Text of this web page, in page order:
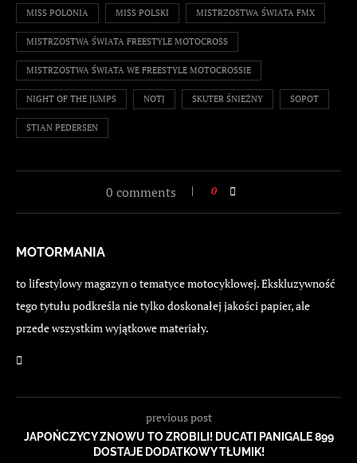
MISS POLONIA MISS POLSKI MISTRZOSTWA ŚWIATA FMX
MISTRZOSTWA ŚWIATA FREESTYLE MOTOCROSS
MISTRZOSTWA ŚWIATA WE FREESTYLE MOTOCROSSIE
NIGHT OF THE JUMPS NOTJ SKUTER ŚNIEŻNY SOPOT
STIAN PEDERSEN
0 comments 0
MOTORMANIA
to lifestylowy magazyn o tematyce motocyklowej. Ekskluzywność
tego tytułu podkreśla nie tylko doskonałej jakości papier, ale
przede wszystkim wyjątkowe materiały.
previous post
JAPOŃCZYCY ZNOWU TO ZROBILI! DUCATI PANIGALE 899
DOSTAJE DODATKOWY TŁUMIK!